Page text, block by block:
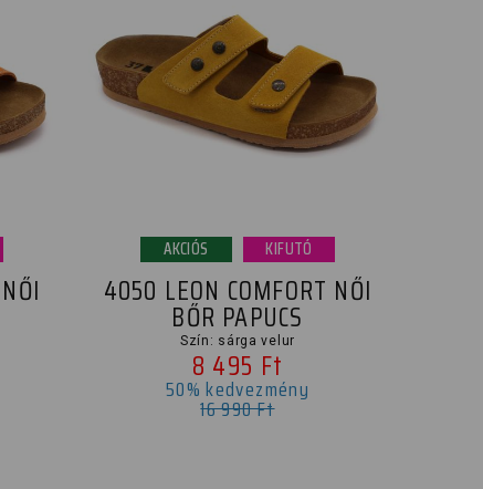
AKCIÓS KIFUTÓ
4050 LEON COMFORT NŐI
BŐR PAPUCS
Szín: sárga velur
8 495 Ft
50% kedvezmény
16 990 Ft